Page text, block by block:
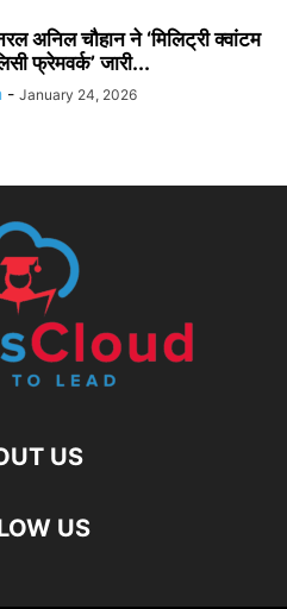
अनिल चौहान ने ‘मिलिट्री क्वांटम
फ्रेमवर्क’ जारी...
- January 24, 2026
US
US